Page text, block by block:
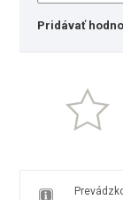
Pridávať